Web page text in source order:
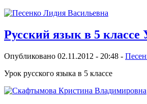
Русский язык в 5
Опубликовано 02.11.2012 - 20:48 -
Урок русского языка в 5 классе